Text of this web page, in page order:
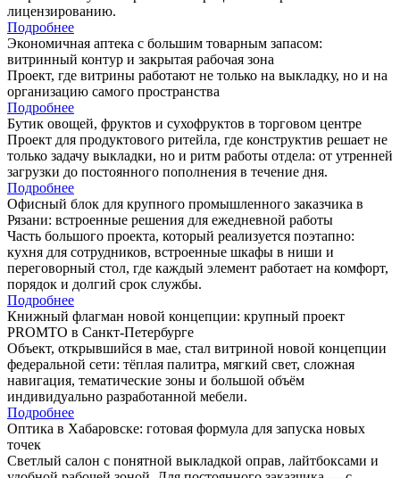
лицензированию.
Подробнее
Экономичная аптека с большим товарным запасом:
витринный контур и закрытая рабочая зона
Проект, где витрины работают не только на выкладку, но и на
организацию самого пространства
Подробнее
Бутик овощей, фруктов и сухофруктов в торговом центре
Проект для продуктового ритейла, где конструктив решает не
только задачу выкладки, но и ритм работы отдела: от утренней
загрузки до постоянного пополнения в течение дня.
Подробнее
Офисный блок для крупного промышленного заказчика в
Рязани: встроенные решения для ежедневной работы
Часть большого проекта, который реализуется поэтапно:
кухня для сотрудников, встроенные шкафы в ниши и
переговорный стол, где каждый элемент работает на комфорт,
порядок и долгий срок службы.
Подробнее
Книжный флагман новой концепции: крупный проект
PROMTO в Санкт-Петербурге
Объект, открывшийся в мае, стал витриной новой концепции
федеральной сети: тёплая палитра, мягкий свет, сложная
навигация, тематические зоны и большой объём
индивидуально разработанной мебели.
Подробнее
Оптика в Хабаровске: готовая формула для запуска новых
точек
Светлый салон с понятной выкладкой оправ, лайтбоксами и